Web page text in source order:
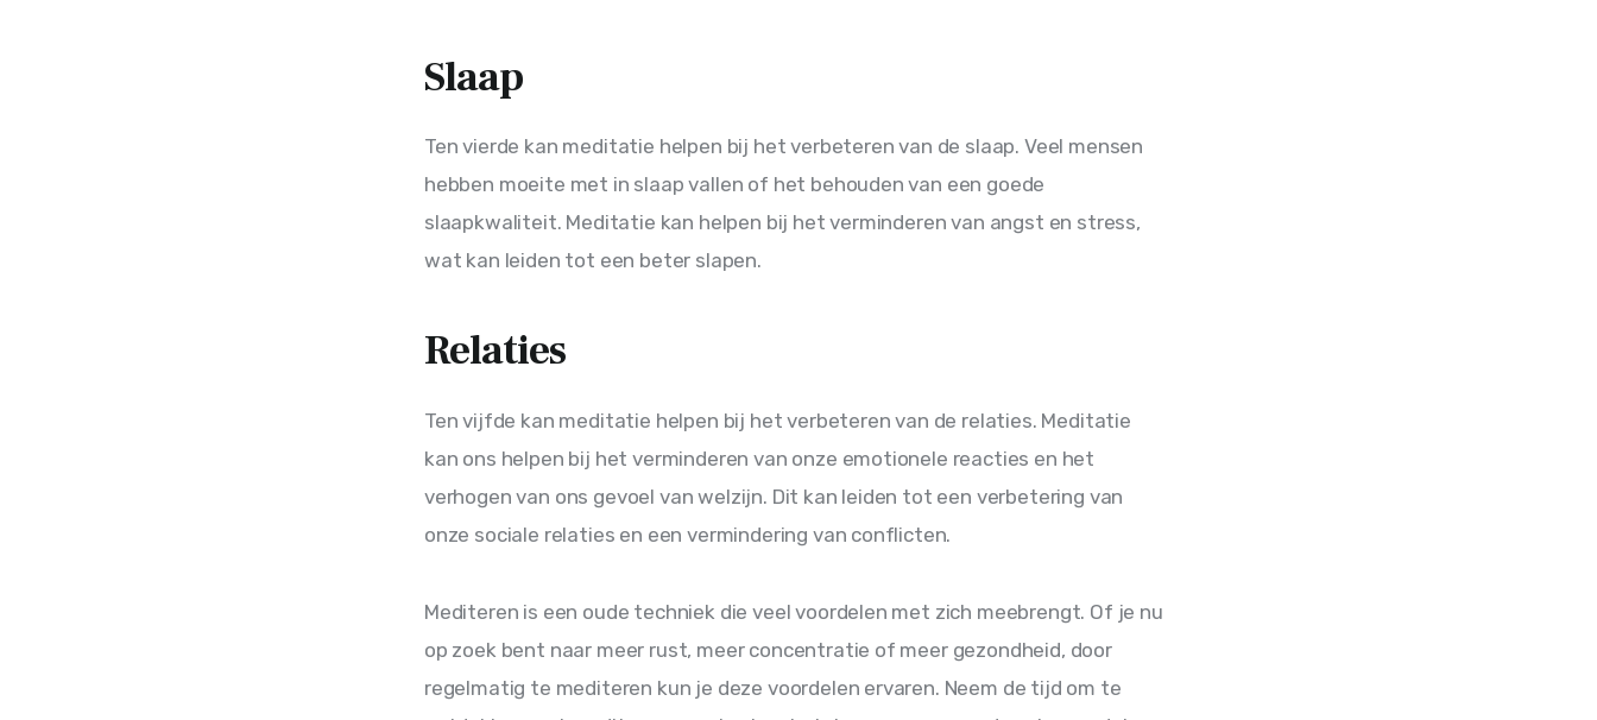
Slaap
Ten vierde kan meditatie helpen bij het verbeteren van de slaap. Veel mensen
hebben moeite met in slaap vallen of het behouden van een goede
slaapkwaliteit. Meditatie kan helpen bij het verminderen van angst en stress,
wat kan leiden tot een beter slapen.
Relaties
Ten vijfde kan meditatie helpen bij het verbeteren van de relaties. Meditatie
kan ons helpen bij het verminderen van onze emotionele reacties en het
verhogen van ons gevoel van welzijn. Dit kan leiden tot een verbetering van
onze sociale relaties en een vermindering van conflicten.
Mediteren is een oude techniek die veel voordelen met zich meebrengt. Of je nu
op zoek bent naar meer rust, meer concentratie of meer gezondheid, door
regelmatig te mediteren kun je deze voordelen ervaren. Neem de tijd om te